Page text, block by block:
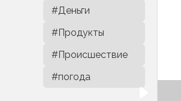
#Деньги
#Продукты
#Происшествие
#погода